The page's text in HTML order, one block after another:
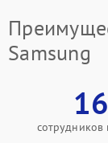
Samsung
16
сотрудников